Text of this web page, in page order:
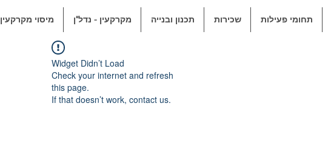
מיסוי מקרקעין מקרקעין - נדל"ן תכנון ובנייה שכירות תחומי פעילות
Widget Didn’t Load
Check your internet and refresh
this page.
If that doesn’t work, contact us.